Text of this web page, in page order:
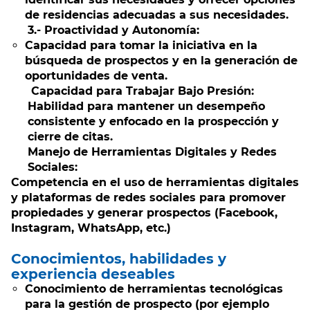
de residencias adecuadas a sus necesidades.
3.- Proactividad y Autonomía:
Capacidad para tomar la iniciativa en la
búsqueda de prospectos y en la generación de
oportunidades de venta.
Capacidad para Trabajar Bajo Presión:
Habilidad para mantener un desempeño
consistente y enfocado en la prospección y
cierre de citas.
Manejo de Herramientas Digitales y Redes
Sociales:
Competencia en el uso de herramientas digitales
y plataformas de redes sociales para promover
propiedades y generar prospectos (Facebook,
Instagram, WhatsApp, etc.)
Conocimientos, habilidades y
experiencia deseables
Conocimiento de herramientas tecnológicas
para la gestión de prospecto (por ejemplo